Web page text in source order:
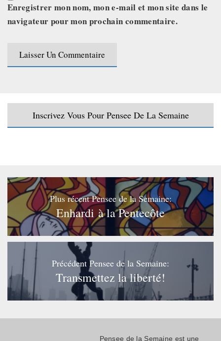
Enregistrer mon nom, mon e-mail et mon site dans le
navigateur pour mon prochain commentaire.
Inscrivez Vous Pour Pensee De La Semaine
Plus récent Pensee de la Semaine:
Enhardi à la Pentecôte
Précédent Pensee de la Semaine:
Transmettez la liberté!
Pensee de la Semaine est une